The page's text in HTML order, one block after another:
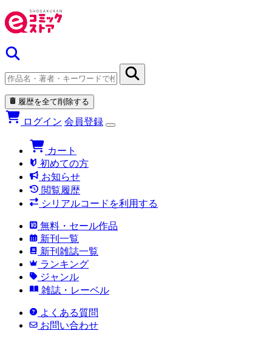
履歴を全て削除する
ログイン 会員登録
カート
初めての方
お知らせ
閲覧履歴
シリアルコードを利用する
無料・セール作品
新刊一覧
新刊雑誌一覧
ランキング
ジャンル
雑誌・レーベル
よくある質問
お問い合わせ